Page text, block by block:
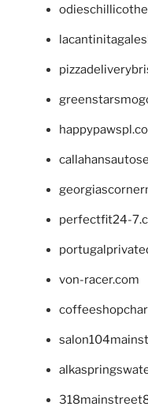
perfectfit24-
von-racer.com